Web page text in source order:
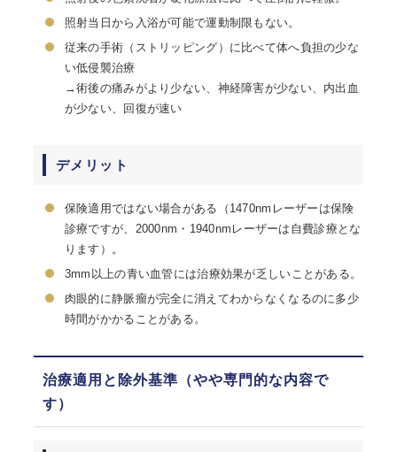
照射当日から入浴が可能で運動制限もない。
従来の手術（ストリッピング）に比べて体へ負担の少な
い低侵襲治療
→術後の痛みがより少ない、神経障害が少ない、内出血
が少ない、回復が速い
デメリット
保険適用ではない場合がある（1470nmレーザーは保険
診療ですが、2000nm・1940nmレーザーは自費診療とな
ります）。
3mm以上の青い血管には治療効果が乏しいことがある。
肉眼的に静脈瘤が完全に消えてわからなくなるのに多少
時間がかかることがある。
治療適用と除外基準（やや専門的な内容で
す）